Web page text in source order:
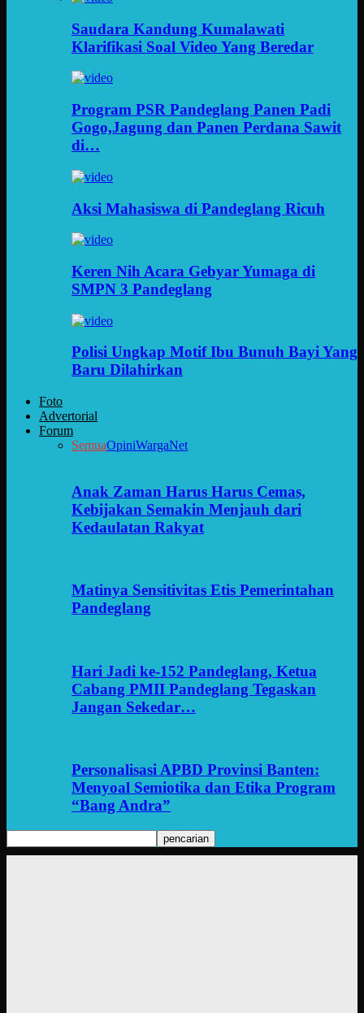
Saudara Kandung Kumalawati
Klarifikasi Soal Video Yang Beredar
Program PSR Pandeglang Panen Padi
Gogo,Jagung dan Panen Perdana Sawit
di…
Aksi Mahasiswa di Pandeglang Ricuh
Keren Nih Acara Gebyar Yumaga di
SMPN 3 Pandeglang
Polisi Ungkap Motif Ibu Bunuh Bayi Yang
Baru Dilahirkan
Foto
Advertorial
Forum
SemuaOpiniWargaNet
Anak Zaman Harus Harus Cemas,
Kebijakan Semakin Menjauh dari
Kedaulatan Rakyat
Matinya Sensitivitas Etis Pemerintahan
Pandeglang
Hari Jadi ke-152 Pandeglang, Ketua
Cabang PMII Pandeglang Tegaskan
Jangan Sekedar…
Personalisasi APBD Provinsi Banten:
Menyoal Semiotika dan Etika Program
“Bang Andra”